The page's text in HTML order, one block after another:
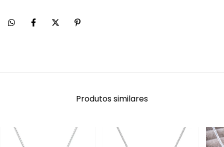
Produtos similares